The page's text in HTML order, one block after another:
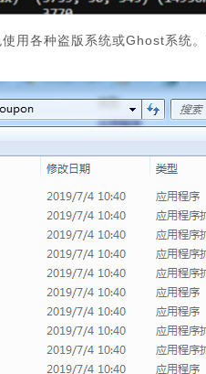
用各种盗版系统或Ghost系统